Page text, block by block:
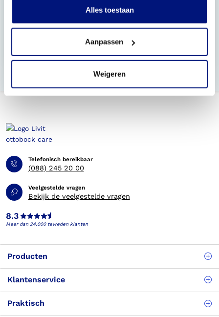
Alles toestaan
Aanpassen
Weigeren
zorgverzekeraar regelen?
Welke schoenen zijn geschikt voor steunzolen?
Telefonisch bereikbaar
(088) 245 20 00
Veelgestelde vragen
Bekijk de veelgestelde vragen
8.3
Meer dan 24.000 tevreden klanten
Producten
Klantenservice
Praktisch